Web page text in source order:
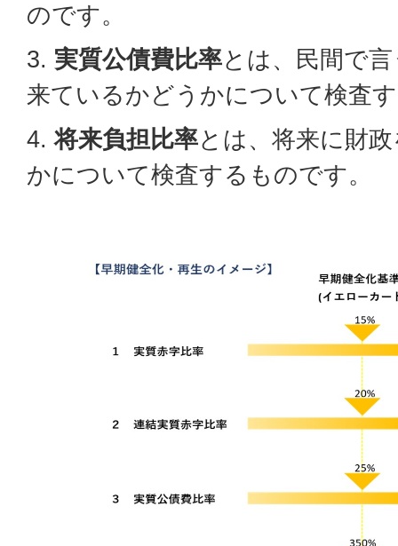
のです。
3. 実質公債費比率とは、民間で
来ているかどうかについて
4.将来負担比率とは、将来に財
かについて検査するものです。